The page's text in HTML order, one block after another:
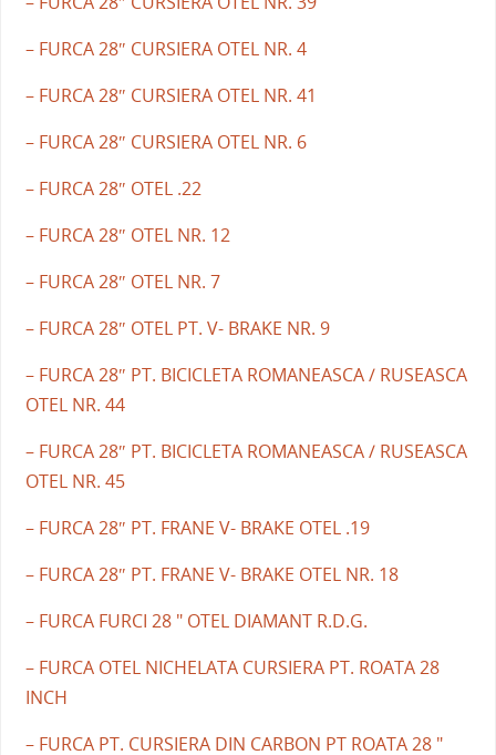
– FURCA 28″ CURSIERA OTEL NR. 4
– FURCA 28″ CURSIERA OTEL NR. 41
– FURCA 28″ CURSIERA OTEL NR. 6
– FURCA 28″ OTEL .22
– FURCA 28″ OTEL NR. 12
– FURCA 28″ OTEL NR. 7
– FURCA 28″ OTEL PT. V- BRAKE NR. 9
– FURCA 28″ PT. BICICLETA ROMANEASCA / RUSEASCA
OTEL NR. 44
– FURCA 28″ PT. BICICLETA ROMANEASCA / RUSEASCA
OTEL NR. 45
– FURCA 28″ PT. FRANE V- BRAKE OTEL .19
– FURCA 28″ PT. FRANE V- BRAKE OTEL NR. 18
– FURCA FURCI 28 " OTEL DIAMANT R.D.G.
– FURCA OTEL NICHELATA CURSIERA PT. ROATA 28
INCH
– FURCA PT. CURSIERA DIN CARBON PT ROATA 28 "